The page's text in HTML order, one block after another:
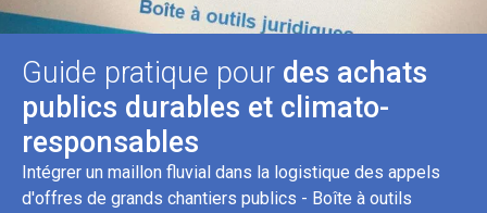
Guide pratique pour des achats
publics durables et climato-
responsables
Intégrer un maillon fluvial dans la logistique des appels
d'offres de grands chantiers publics - Boîte à outils